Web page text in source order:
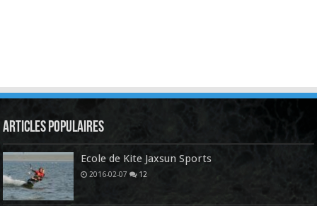
Articles Populaires
Ecole de Kite Jaxsun Sports
2016-02-07 12